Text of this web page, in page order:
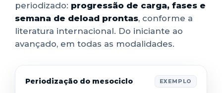
periodizado: progressão de carga, fases e
semana de deload prontas, conforme a
literatura internacional. Do iniciante ao
avançado, em todas as modalidades.
Periodização do mesociclo EXEMPLO